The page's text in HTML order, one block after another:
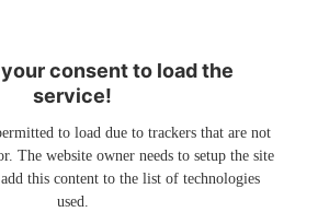
consent to load the
service!
to load due to trackers that are not
The website owner needs to setup the site
this content to the list of technologies
used.